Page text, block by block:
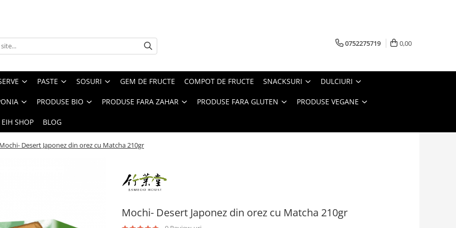
0752275719 0,00
PASTE SOSURI GEM DE FRUCTE COMPOT DE FRUCTE SNACKSURI DULCIURI
PRODUSE BIO PRODUSE FARA ZAHAR PRODUSE FARA GLUTEN PRODUSE VEGANE
SHOP BLOG
Mochi- Desert Japonez din orez cu Matcha 210gr
Mochi- Desert Japonez din orez cu Matcha 210gr